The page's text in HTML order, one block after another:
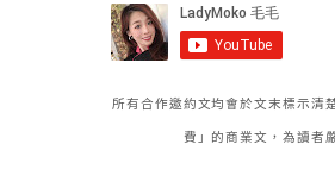
所有合作邀約文均會於文末標示清
費」的商業文，為讀者